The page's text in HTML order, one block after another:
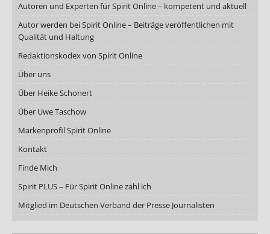
Autoren und Experten für Spirit Online – kompetent und aktuell
Autor werden bei Spirit Online – Beiträge veröffentlichen mit
Qualität und Haltung
Redaktionskodex von Spirit Online
Über uns
Über Heike Schonert
Über Uwe Taschow
Markenprofil Spirit Online
Kontakt
Finde Mich
Spirit PLUS – Für Spirit Online zahl ich
Mitglied im Deutschen Verband der Presse Journalisten